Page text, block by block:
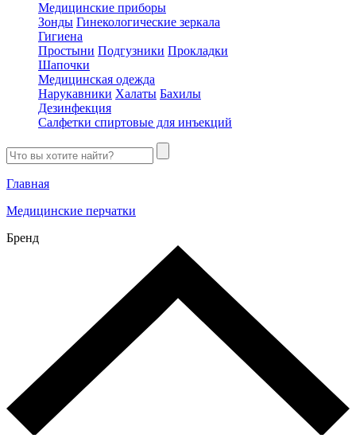
Медицинские приборы
Зонды Гинекологические зеркала
Гигиена
Простыни Подгузники Прокладки
Шапочки
Медицинская одежда
Нарукавники Халаты Бахилы
Дезинфекция
Салфетки спиртовые для инъекций
Главная
Медицинские перчатки
Бренд